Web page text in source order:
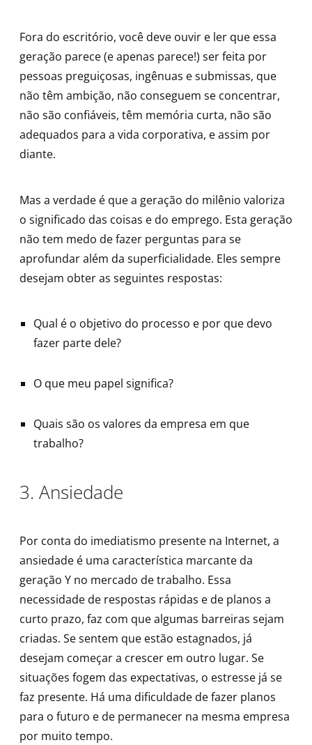
Fora do escritório, você deve ouvir e ler que essa
geração parece (e apenas parece!) ser feita por
pessoas preguiçosas, ingênuas e submissas, que
não têm ambição, não conseguem se concentrar,
não são confiáveis, têm memória curta, não são
adequados para a vida corporativa, e assim por
diante.
Mas a verdade é que a geração do milênio valoriza
o significado das coisas e do emprego. Esta geração
não tem medo de fazer perguntas para se
aprofundar além da superficialidade. Eles sempre
desejam obter as seguintes respostas:
Qual é o objetivo do processo e por que devo
fazer parte dele?
O que meu papel significa?
Quais são os valores da empresa em que
trabalho?
3. Ansiedade
Por conta do imediatismo presente na Internet, a
ansiedade é uma característica marcante da
geração Y no mercado de trabalho. Essa
necessidade de respostas rápidas e de planos a
curto prazo, faz com que algumas barreiras sejam
criadas. Se sentem que estão estagnados, já
desejam começar a crescer em outro lugar. Se
situações fogem das expectativas, o estresse já se
faz presente. Há uma dificuldade de fazer planos
para o futuro e de permanecer na mesma empresa
por muito tempo.